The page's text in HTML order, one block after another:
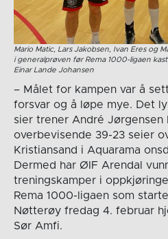
Mario Matic, Lars Jakobsen, Ivan Eres og
i generalprøven før Rema 1000-ligaen
Einar Lande Johansen
– Målet for kampen var å
forsvar og å løpe mye. Det
sier trener André
overbevisende 39-23 seier
Kristiansand i Aquarama
Dermed har ØIF Arendal
treningskamper i
Rema 1000-ligaen som
Nøtterøy fredag 4. februar
Sør Amfi.